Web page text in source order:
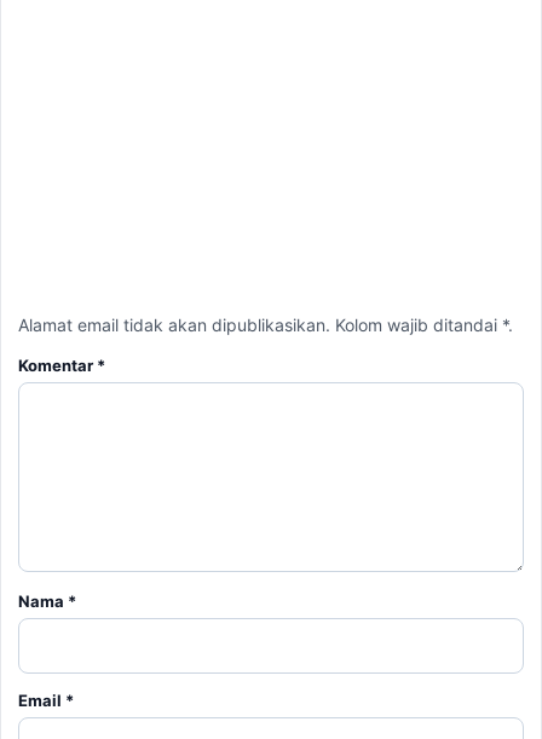
Simpan nama, email, dan situs web saya pada peramban ini